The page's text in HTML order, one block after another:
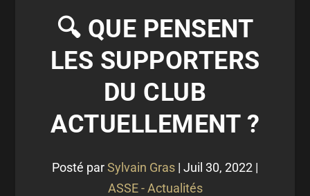
🔍 QUE PENSENT
LES SUPPORTERS
DU CLUB
ACTUELLEMENT ?
Posté parSylvain Gras | Juil 30, 2022 |
ASSE - Actualités